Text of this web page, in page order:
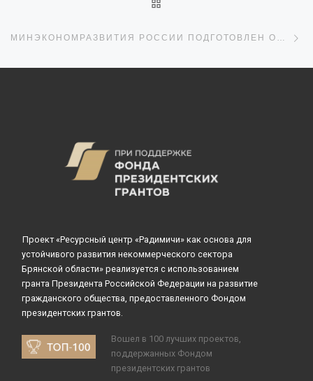
Проект «Ресурсный центр «Радимичи» как основа для
устойчивого развития некоммерческого сектора
Брянской области» реализуется с использованием
гранта Президента Российской Федерации на развитие
гражданского общества, предоставленного Фондом
президентских грантов.
Вошел в 100 лучших проектов,
поддержанных Фондом
президентских грантов